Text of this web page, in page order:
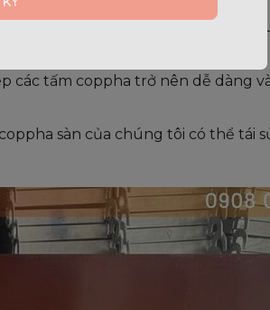
tông tươi và lực tác động trong
các tấm coppha trở nên dễ dàng
sàn của chúng tôi có thể tái